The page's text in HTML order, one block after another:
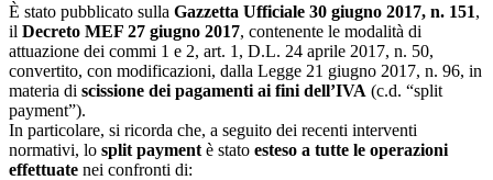
È stato pubblicato sulla Gazzetta Ufficiale 30 giugno 2017, n. 151,
il Decreto MEF 27 giugno 2017, contenente le modalità di
attuazione dei commi 1 e 2, art. 1, D.L. 24 aprile 2017, n. 50,
convertito, con modificazioni, dalla Legge 21 giugno 2017, n. 96, in
materia di scissione dei pagamenti ai fini dell’IVA (c.d. “split
payment”).
In particolare, si ricorda che, a seguito dei recenti interventi
normativi, lo split payment è stato esteso a tutte le operazioni
effettuate nei confronti di: